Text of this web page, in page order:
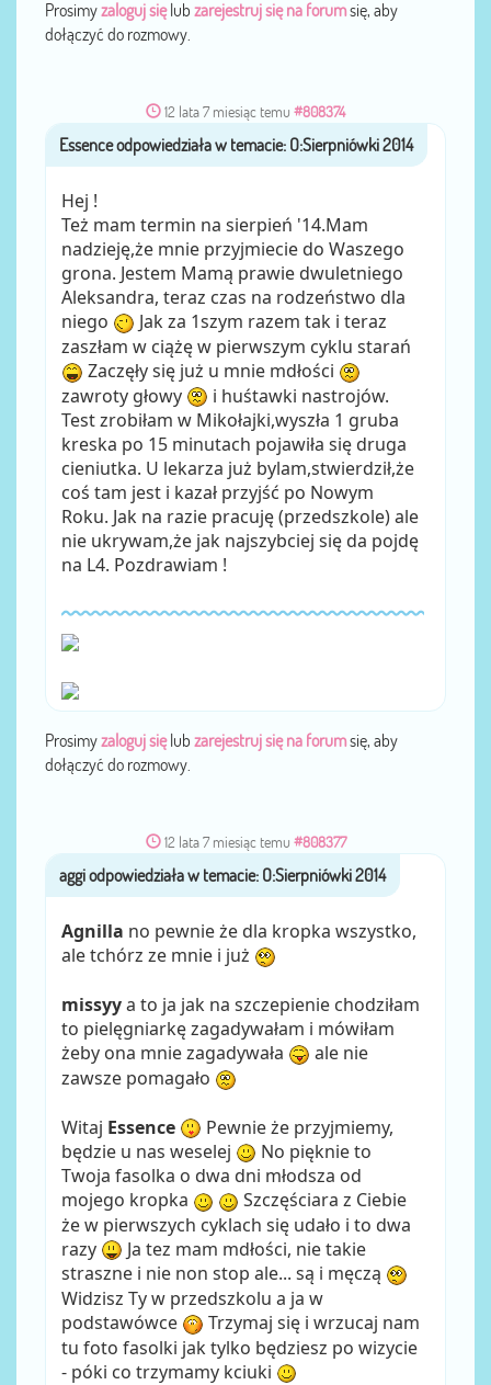
Prosimyzaloguj sięlub zarejestruj się na forumsię, aby
dołączyć do rozmowy.
12 lata 7 miesiąc temu #808374
przez Essence
Hej !
Też mam termin na sierpień '14.Mam
nadzieję,że mnie przyjmiecie do Waszego
grona. Jestem Mamą prawie dwuletniego
Aleksandra, teraz czas na rodzeństwo dla
niego
Jak za 1szym razem tak i teraz
zaszłam w ciążę w pierwszym cyklu starań
Zaczęły się już u mnie mdłości
zawroty głowy
i huśtawki nastrojów.
Test zrobiłam w Mikołajki,wyszła 1 gruba
kreska po 15 minutach pojawiła się druga
cieniutka. U lekarza już bylam,stwierdził,że
coś tam jest i kazał przyjść po Nowym
Roku. Jak na razie pracuję (przedszkole) ale
nie ukrywam,że jak najszybciej się da pojdę
na L4. Pozdrawiam !
Prosimyzaloguj sięlub zarejestruj się na forumsię, aby
dołączyć do rozmowy.
12 lata 7 miesiąc temu #808377
przezaggi
Agnilla no pewnie że dla kropka wszystko,
ale tchórz ze mnie i już
missyya to ja jak na szczepienie chodziłam
to pielęgniarkę zagadywałam i mówiłam
żeby ona mnie zagadywała
ale nie
zawsze pomagało
Witaj Essence
Pewnie że przyjmiemy,
będzie u nas weselej
No pięknie to
Twoja fasolka o dwa dni młodsza od
mojego kropka
Szczęściara z Ciebie
że w pierwszych cyklach się udało i to dwa
razy
Ja tez mam mdłości, nie takie
straszne i nie non stop ale... są i męczą
Widzisz Ty w przedszkolu a ja w
podstawówce
Trzymaj się i wrzucaj nam
tu foto fasolki jak tylko będziesz po wizycie
- póki co trzymamy kciuki